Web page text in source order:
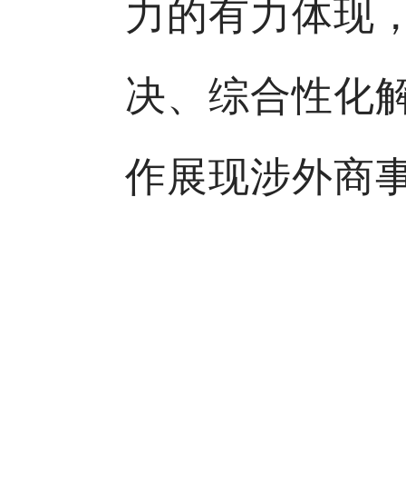
力的有力体现
决、综合性化
作展现涉外商